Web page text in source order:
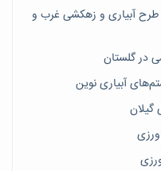
برای طرح آبیاری و زهکشی غرب و
در گلستان
آبیاری نوین